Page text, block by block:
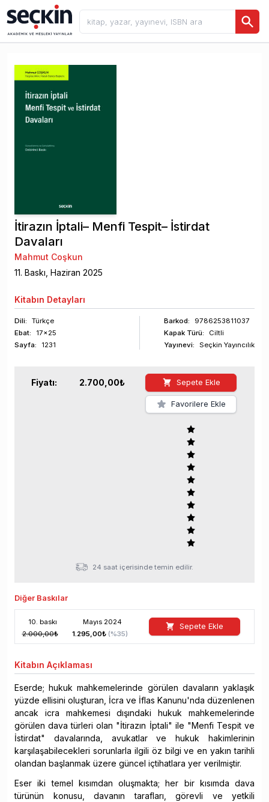
İtirazın İptali– Menfi Tespit– İstirdat
Davaları
Mahmut Coşkun
11. Baskı, Haziran 2025
Kitabın Detayları
Dili:
Türkçe
Ebat:
17x25
Sayfa: 1231
Barkod:
9786253811037
Kapak Türü:
Ciltli
Yayınevi:
Seçkin Yayıncılık
Fiyatı: 2.700,00₺ Sepete Ekle
Favorilere Ekle
24 saat içerisinde temin edilir.
Diğer Baskılar
10. baskı Mayıs 2024
2.000,00₺ 1.295,00₺ (%35)
Sepete Ekle
Kitabın Açıklaması
Eserde; hukuk mahkemelerinde görülen davaların yaklaşık
yüzde ellisini oluşturan, İcra ve İflas Kanunu'nda düzenlenen
ancak icra mahkemesi dışındaki hukuk mahkemelerinde
görülen dava türleri olan "İtirazın İptali" ile "Menfi Tespit ve
İstirdat" davalarında, avukatlar ve hukuk hakimlerinin
karşılaşabilecekleri sorunlarla ilgili öz bilgi ve en yakın tarihli
olandan başlanmak üzere güncel içtihatlara yer verilmiştir.
Eser iki temel kısımdan oluşmakta; her bir kısımda dava
türünün konusu, davanın tarafları, görevli ve yetkili